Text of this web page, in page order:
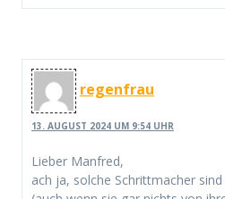
regenfrau
13. AUGUST 2024 UM 9:54 UHR
Lieber Manfred,
ach ja, solche Schrittmacher